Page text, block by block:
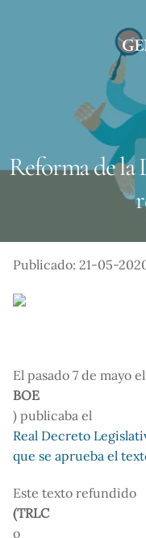
Reforma de la
Publicado: 21-05-
El pasado 7 de mayo
BOE
) publicaba el
Real Decreto
que se aprueba el
Este texto refundido
(TRLC
o